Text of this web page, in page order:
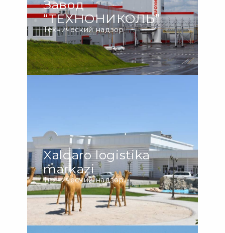
Завод
“ТЕХНОНИКОЛЬ”
Технический надзор
Xalqaro logistika
markazi
Технический надзор